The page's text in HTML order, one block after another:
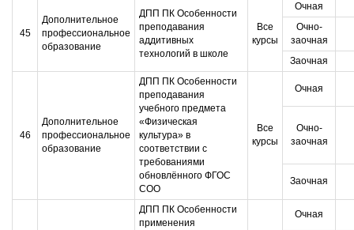
45
Дополнительное
профессиональное
образование
ДПП ПК Особенности
преподавания
аддитивных
технологий в школе
Все
курсы
Очная
Очно-
заочная
Заочная
46
Дополнительное
профессиональное
образование
ДПП ПК Особенности
преподавания
учебного предмета
«Физическая
культура» в
соответствии с
требованиями
обновлённого ФГОС
СОО
Все
курсы
Очная
Очно-
заочная
Заочная
ДПП ПК Особенности
применения
Очная